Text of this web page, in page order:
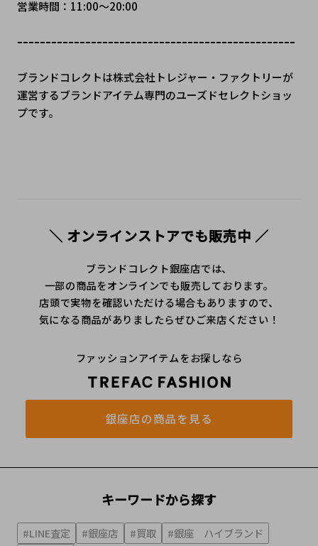
営業時間：11:00～20:00
ｰｰｰｰｰｰｰｰｰｰｰｰｰｰｰｰｰｰｰｰｰｰｰｰｰｰｰｰｰｰｰｰｰｰｰｰｰｰｰｰｰｰｰｰｰｰｰｰｰ
ブランドコレクトは株式会社トレジャー・ファクトリーが
運営するブランドアイテム専門のユーズドセレクトショッ
プです。
＼ オンラインストアでも販売中 ／
ブランドコレクト銀座店では、
一部の商品をオンラインでも販売しております。
店頭で実物を確認いただける場合もありますので、
気になる商品がありましたらぜひご来店ください！
ファッションアイテムをお探しなら
銀座店の商品を見る
キーワードから探す
#LINE査定 #銀座店 #買取
#銀座 ハイブランド